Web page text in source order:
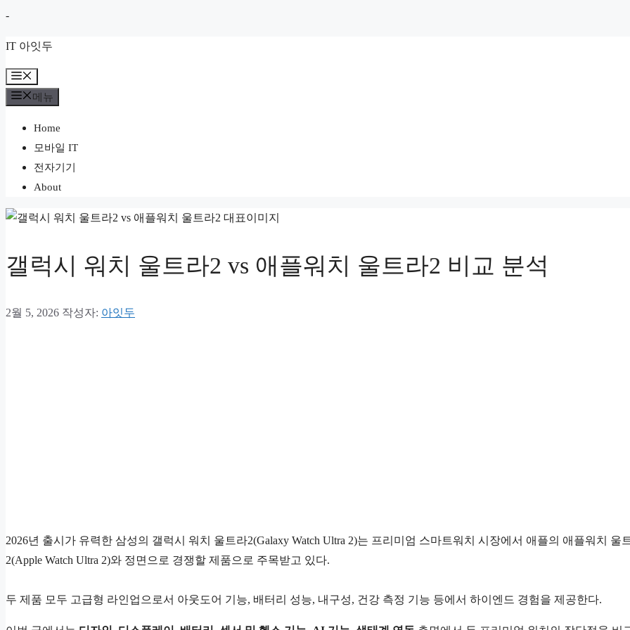
-컨
츠
로
건
IT 아잇두
뉴
메뉴
Home
모바일 IT
전자기기
About
갤럭시 워치 울트라2 vs 애플워치 울트라2 비교 분석
2월 5, 2026 작성자: 아잇두
2026년 출시가 유력한 삼성의 갤럭시 워치 울트라2(Galaxy Watch Ultra 2)는 프리미엄 스마트워치 시장에서 애플의 애플워치 울
2(Apple Watch Ultra 2)와 정면으로 경쟁할 제품으로 주목받고 있다.
두 제품 모두 고급형 라인업으로서 아웃도어 기능, 배터리 성능, 내구성, 건강 측정 기능 등에서 하이엔드 경험을 제공한다.